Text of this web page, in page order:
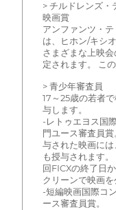
> チルドレンズ・
映画賞
アンファンツ・
は、ヒホン/キシ
さまざまな上映
定されます。 こ
> 青少年審査員
17～25歳の若者
与します。
-レトゥエヨス国
門ユース審査員
与された映画に
も授与されます
回FICXの終了日
クリーンで映画を
-短編映画国際コ
ース審査員賞。